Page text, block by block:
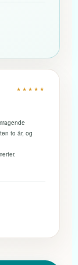
★★★★★
to år, og